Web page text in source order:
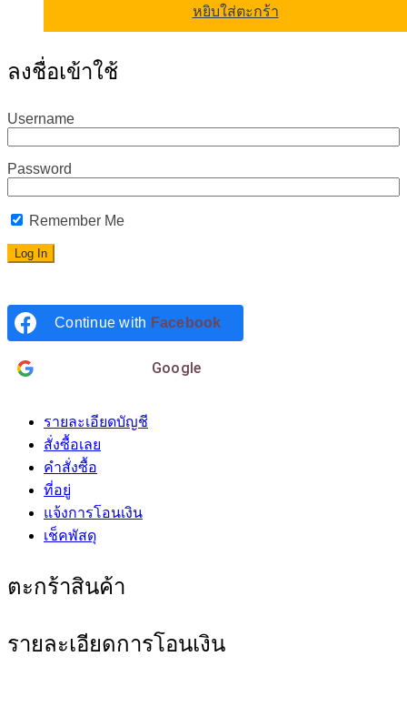
หยิบใส่ตะกร้า
ลงชื่อเข้าใช้
Username
Password
Remember Me
Continue with Facebook
Google
รายละเอียดบัญชี
สั่งซื้อเลย
คำสั่งซื้อ
ที่อยู่
แจ้งการโอนเงิน
เช็คพัสดุ
ตะกร้าสินค้า
รายละเอียดการโอนเงิน